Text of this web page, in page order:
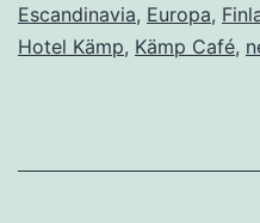
Escandinavia, Europa,
Hotel Kämp, Kämp Café,